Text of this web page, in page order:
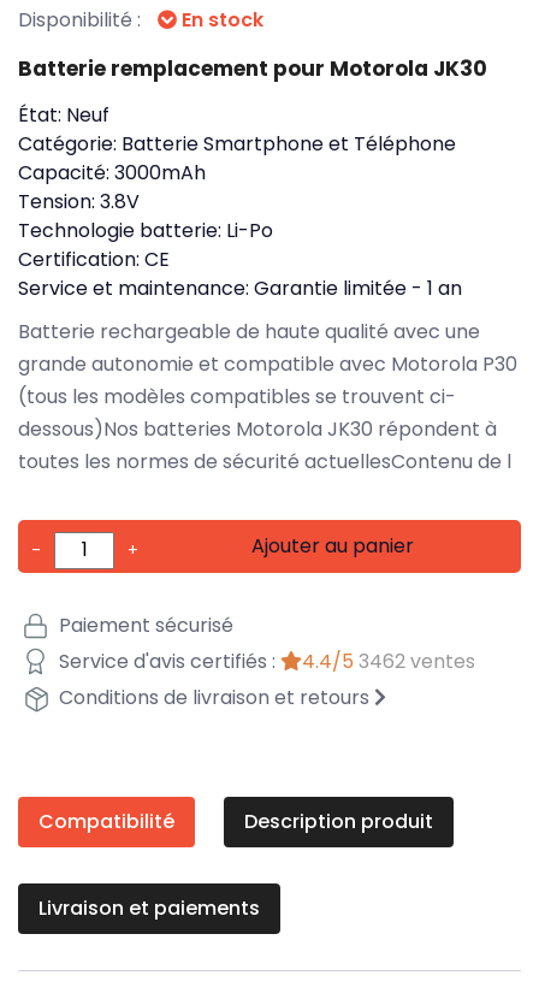
Disponibilité : En stock
Batterie remplacement pour Motorola JK30
État: Neuf
Catégorie: Batterie Smartphone et Téléphone
Capacité: 3000mAh
Tension: 3.8V
Technologie batterie: Li-Po
Certification: CE
Service et maintenance: Garantie limitée - 1 an
Batterie rechargeable de haute qualité avec une
grande autonomie et compatible avec Motorola P30
(tous les modèles compatibles se trouvent ci-
dessous)Nos batteries Motorola JK30 répondent à
toutes les normes de sécurité actuellesContenu de l
- + Ajouter au panier
Paiement sécurisé
Service d'avis certifiés :
4.4/5 3462 ventes
Conditions de livraison et retours
Compatibilité Description produit
Livraison et paiements